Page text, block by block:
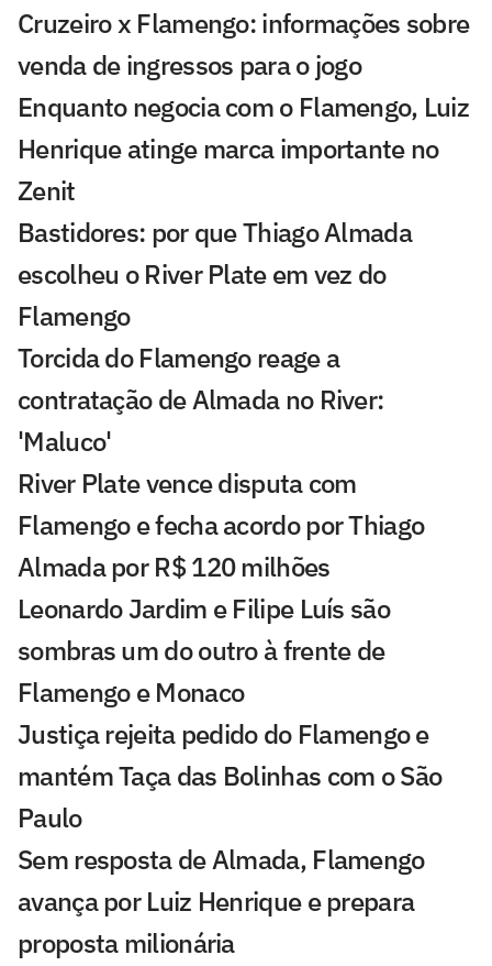
Cruzeiro x Flamengo: informações sobre
venda de ingressos para o jogo
Enquanto negocia com o Flamengo, Luiz
Henrique atinge marca importante no
Zenit
Bastidores: por que Thiago Almada
escolheu o River Plate em vez do
Flamengo
Torcida do Flamengo reage a
contratação de Almada no River:
'Maluco'
River Plate vence disputa com
Flamengo e fecha acordo por Thiago
Almada por R$ 120 milhões
Leonardo Jardim e Filipe Luís são
sombras um do outro à frente de
Flamengo e Monaco
Justiça rejeita pedido do Flamengo e
mantém Taça das Bolinhas com o São
Paulo
Sem resposta de Almada, Flamengo
avança por Luiz Henrique e prepara
proposta milionária